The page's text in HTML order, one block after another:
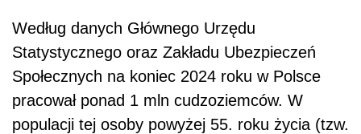
Według danych Głównego Urzędu
Statystycznego oraz Zakładu Ubezpieczeń
Społecznych na koniec 2024 roku w Polsce
pracował ponad 1 mln cudzoziemców. W
populacji tej osoby powyżej 55. roku życia (tzw.